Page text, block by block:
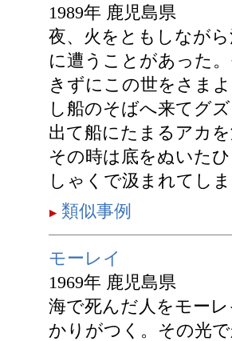
1989年 鹿児島県
夜、火をともしなが
に遭うことがあった
きずにこの世をさま
し船のそばへ来てグ
出て船にたまるアカ
その時は底をぬいた
しゃくで汲まれてし
類似事例
モーレイ
1969年 鹿児島県
海で死んだ人をモー
かりがつく。その光